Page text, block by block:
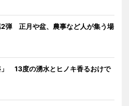
2弾 正月や盆、農事など人が集う場
」 13度の湧水とヒノキ香るおけで